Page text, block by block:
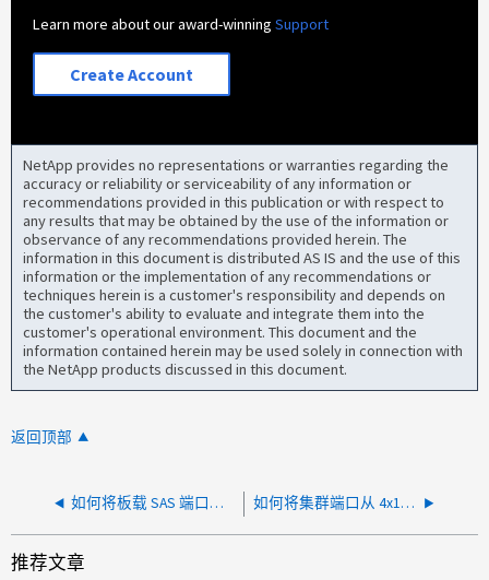
Learn more about our award-winningSupport
Create Account
NetApp provides no representations or warranties regarding the
accuracy or reliability or serviceability of any information or
recommendations provided in this publication or with respect to
any results that may be obtained by the use of the information or
observance of any recommendations provided herein. The
information in this document is distributed AS IS and the use of this
information or the implementation of any recommendations or
techniques herein is a customer's responsibility and depends on
the customer's ability to evaluate and integrate them into the
customer's operational environment. This document and the
information contained herein may be used solely in connection with
the NetApp products discussed in this document.
返回顶部
如何将板载 SAS 端口连接到外部磁盘架 带有内部驱动器的 AFF 和 FAS 型号 如何将集群端口从 4x10G 转换为 1x40G
推荐文章